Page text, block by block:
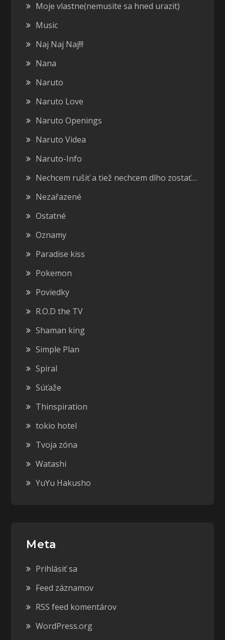
Moje vlastne(nemusite sa hned urazit)
Music
Naj Naj Naj!!!
Nana
Naruto
Naruto Love
Naruto Openings
Naruto Videa
Naruto-Info
Nechcem rušiť a tiež nechcem dlho zostať…
Nezařazené
Ostatné
Oznamy
Paradise kiss
Pokemon
Poviedky
R.O.D the TV
Shaman king
Simple Plan
Spiral
Súťaže
Thinspiration
tokio hotel
Tvoja zóna
Watashi
YuYu Hakusho
Meta
Prihlásiť sa
Feed záznamov
RSS feed komentárov
WordPress.org